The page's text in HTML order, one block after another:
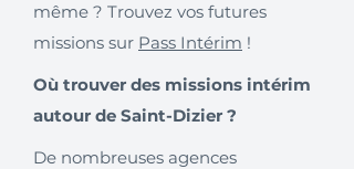
même ? Trouvez vos futures
missions sur Pass Intérim !
Où trouver des missions intérim
autour de Saint-Dizier ?
De nombreuses agences